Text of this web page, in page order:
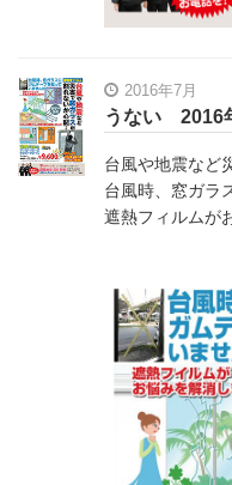
2016年7月
うない 2016
台風や地震など
台風時、窓ガラ
遮熱フィルムが